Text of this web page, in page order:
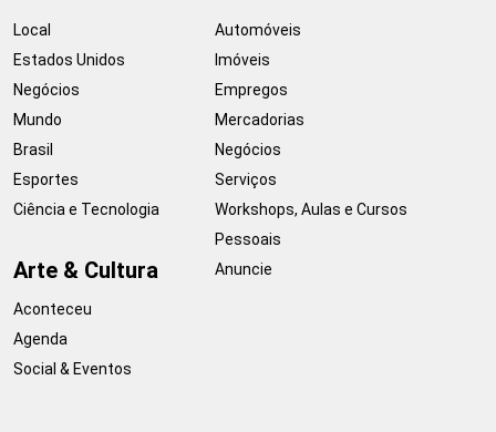
Local
Estados Unidos
Negócios
Mundo
Brasil
Esportes
Ciência e Tecnologia
Arte & Cultura
Aconteceu
Agenda
Social & Eventos
Automóveis
Imóveis
Empregos
Mercadorias
Negócios
Serviços
Workshops, Aulas e Cursos
Pessoais
Anuncie